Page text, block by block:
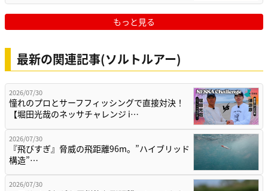
もっと見る
最新の関連記事(ソルトルアー)
2026/07/30
憧れのプロとサーフフィッシングで直接対決！
【堀田光哉のネッサチャレンジ i…
2026/07/30
『飛びすぎ』脅威の飛距離96m。”ハイブリッド
構造”…
2026/07/30